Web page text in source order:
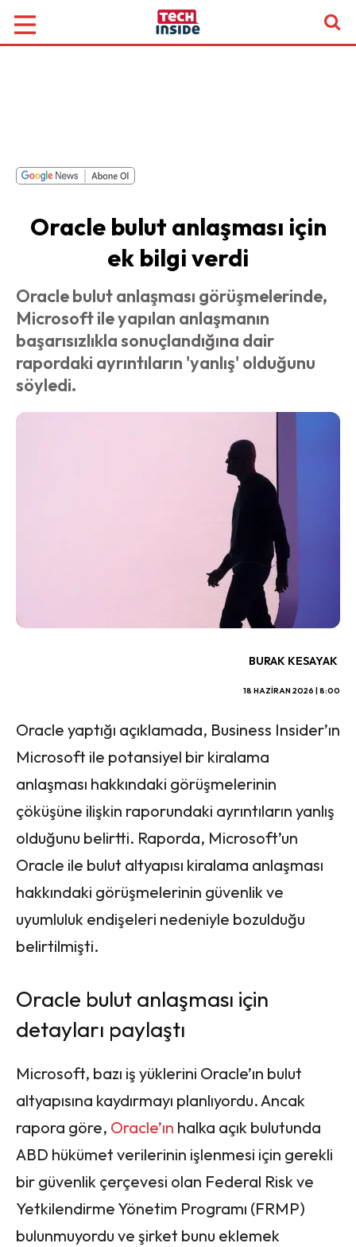
Oracle bulut anlaşması için
ek bilgi verdi
Oracle bulut anlaşması görüşmelerinde,
Microsoft ile yapılan anlaşmanın
başarısızlıkla sonuçlandığına dair
rapordaki ayrıntıların 'yanlış' olduğunu
söyledi.
BURAK KESAYAK
18 HAZIRAN 2026 | 8:00
Oracle yaptığı açıklamada, Business Insider’ın
Microsoft ile potansiyel bir kiralama
anlaşması hakkındaki görüşmelerinin
çöküşüne ilişkin raporundaki ayrıntıların yanlış
olduğunu belirtti. Raporda, Microsoft’un
Oracle ile bulut altyapısı kiralama anlaşması
hakkındaki görüşmelerinin güvenlik ve
uyumluluk endişeleri nedeniyle bozulduğu
belirtilmişti.
Oracle bulut anlaşması için
detayları paylaştı
Microsoft, bazı iş yüklerini Oracle’ın bulut
altyapısına kaydırmayı planlıyordu. Ancak
rapora göre, Oracle’ın halka açık bulutunda
ABD hükümet verilerinin işlenmesi için gerekli
bir güvenlik çerçevesi olan Federal Risk ve
Yetkilendirme Yönetim Programı (FRMP)
bulunmuyordu ve şirket bunu eklemek